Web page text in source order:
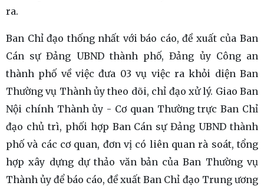
ra.
Ban Chỉ đạo thống nhất với báo cáo, đề xuất của Ban
Cán sự Đảng UBND thành phố, Đảng ủy Công an
thành phố về việc đưa 03 vụ việc ra khỏi diện Ban
Thường vụ Thành ủy theo dõi, chỉ đạo xử lý. Giao Ban
Nội chính Thành ủy - Cơ quan Thường trực Ban Chỉ
đạo chủ trì, phối hợp Ban Cán sự Đảng UBND thành
phố và các cơ quan, đơn vị có liên quan rà soát, tổng
hợp xây dựng dự thảo văn bản của Ban Thường vụ
Thành ủy để báo cáo, đề xuất Ban Chỉ đạo Trung ương